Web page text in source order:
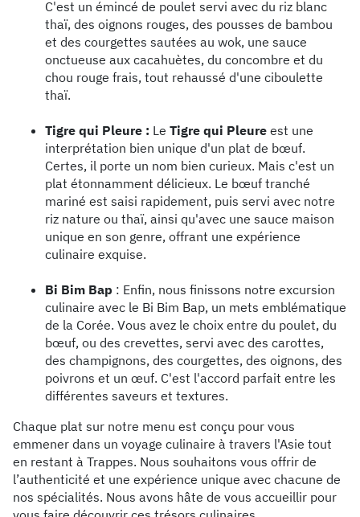
C'est un émincé de poulet servi avec du riz blanc
thaï, des oignons rouges, des pousses de bambou
et des courgettes sautées au wok, une sauce
onctueuse aux cacahuètes, du concombre et du
chou rouge frais, tout rehaussé d'une ciboulette
thaï.
Tigre qui Pleure : Le Tigre qui Pleure est une
interprétation bien unique d'un plat de bœuf.
Certes, il porte un nom bien curieux. Mais c'est un
plat étonnamment délicieux. Le bœuf tranché
mariné est saisi rapidement, puis servi avec notre
riz nature ou thaï, ainsi qu'avec une sauce maison
unique en son genre, offrant une expérience
culinaire exquise.
Bi Bim Bap : Enfin, nous finissons notre excursion
culinaire avec le Bi Bim Bap, un mets emblématique
de la Corée. Vous avez le choix entre du poulet, du
bœuf, ou des crevettes, servi avec des carottes,
des champignons, des courgettes, des oignons, des
poivrons et un œuf. C'est l'accord parfait entre les
différentes saveurs et textures.
Chaque plat sur notre menu est conçu pour vous
emmener dans un voyage culinaire à travers l'Asie tout
en restant à Trappes. Nous souhaitons vous offrir de
l’authenticité et une expérience unique avec chacune de
nos spécialités. Nous avons hâte de vous accueillir pour